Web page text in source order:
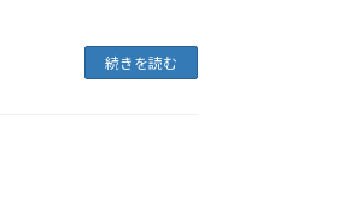
続きを読む